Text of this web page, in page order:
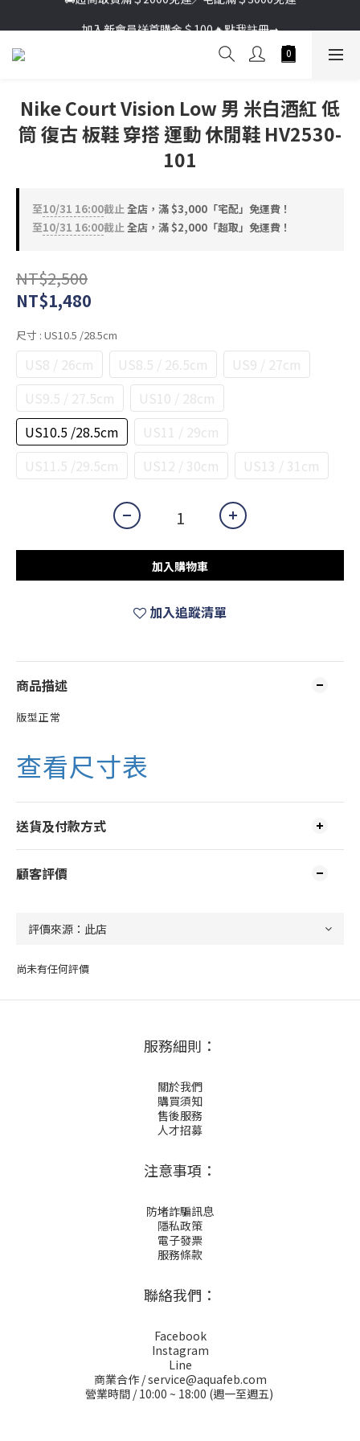
加入新會員送首購金＄100🔥點我註冊➞
Nike Court Vision Low 男 米白酒紅 低
筒 復古 板鞋 穿搭 運動 休閒鞋 HV2530-
101
至10/31 16:00截止全店，滿 $3,000「宅配」免運費！
至10/31 16:00截止全店，滿 $2,000「超取」免運費！
NT$2,500
NT$1,480
尺寸 : US10.5 /28.5cm
US8 / 26cm US8.5 / 26.5cm
US9 / 27cm
US9.5 / 27.5cm
US10 / 28cm
US10.5 /28.5cm
US11 / 29cm
US11.5 /29.5cm
US12 / 30cm US13 / 31cm
加入購物車
加入追蹤清單
商品描述
版型正常
查看尺寸表
送貨及付款方式
顧客評價
尚未有任何評價
服務細則：
關於我們
購買須知
售後服務
人才招募
注意事項：
防堵詐騙訊息
隱私政策
電子發票
服務條款
聯絡我們：
Facebook
Instagram
Line
商業合作 / service@aquafeb.com
營業時間 / 10:00 ~ 18:00 (週一至週五)